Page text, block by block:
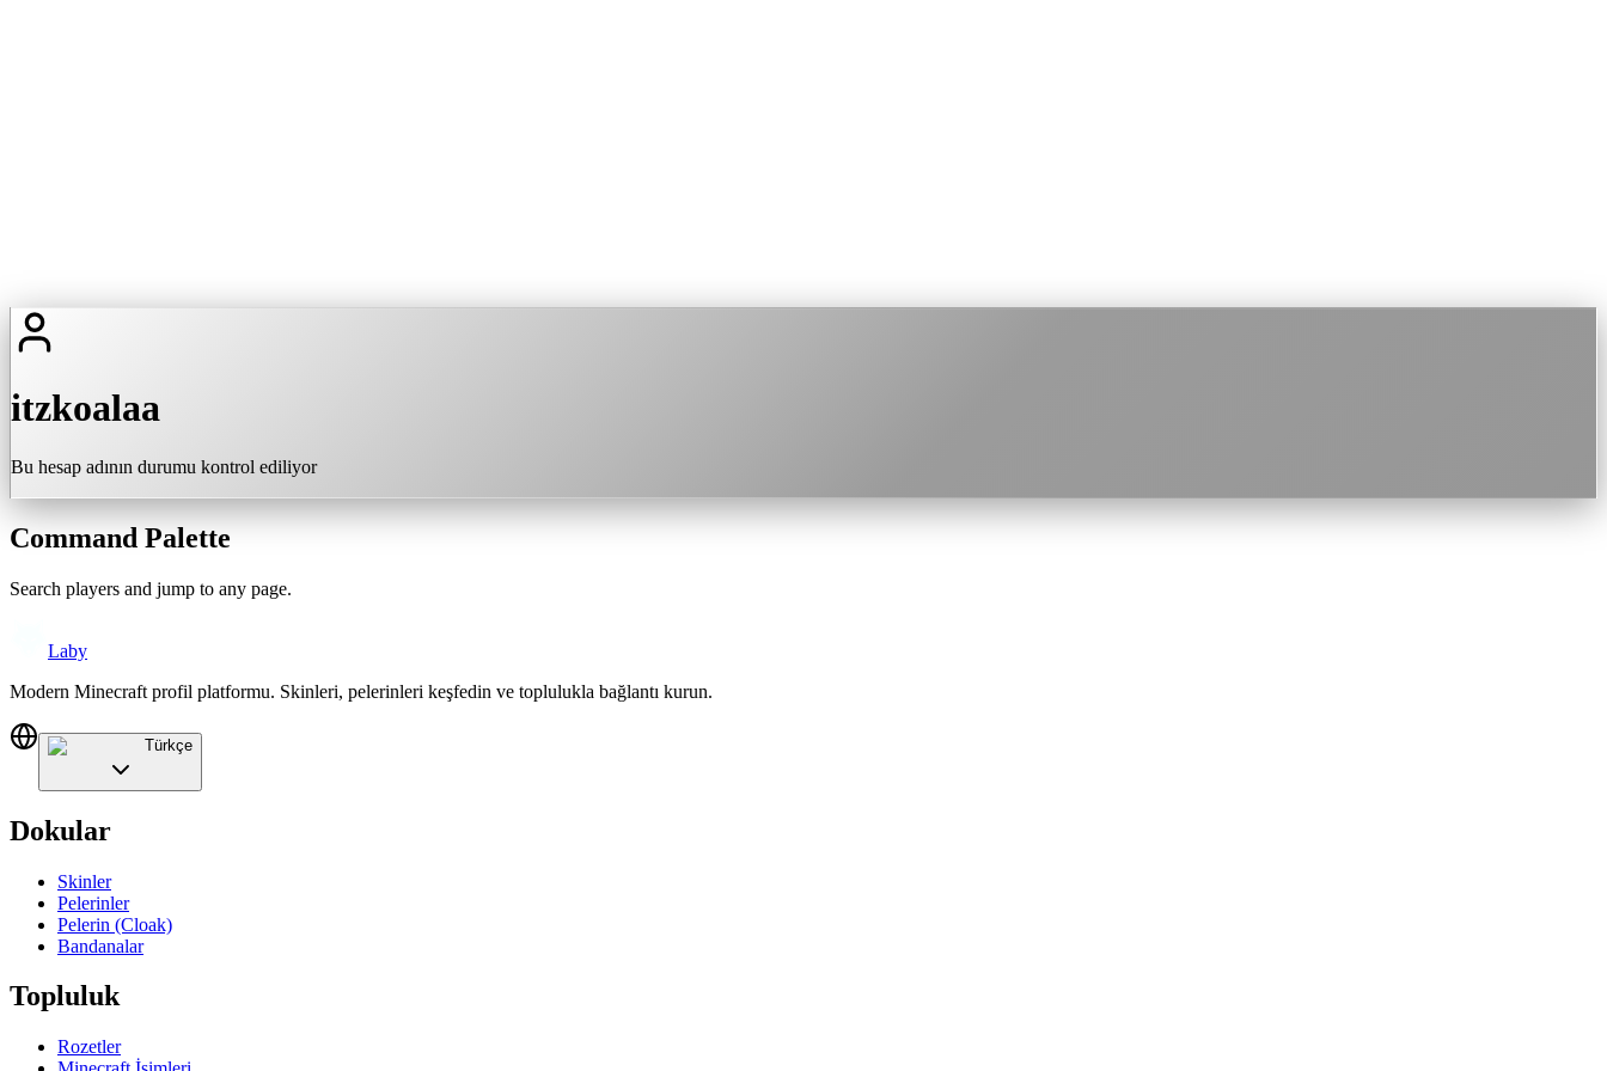
itzkoalaa
Bu hesap adının durumu kontrol ediliyor
Command Palette
Search players and jump to any page.
Laby
Modern Minecraft profil platformu. Skinleri, pelerinleri keşfedin ve toplulukla bağlantı kurun.
Türkçe
Dokular
Skinler
Pelerinler
Pelerin (Cloak)
Bandanalar
Topluluk
Rozetler